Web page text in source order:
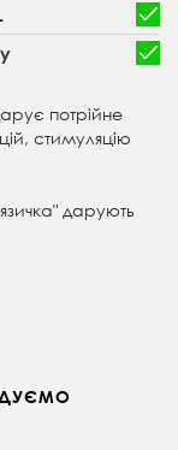
потрійне
стимуляцію
дарують